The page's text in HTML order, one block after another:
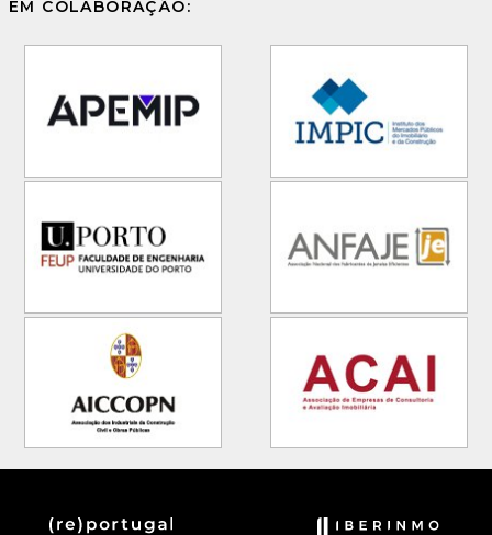
EM COLABORAÇÃO: